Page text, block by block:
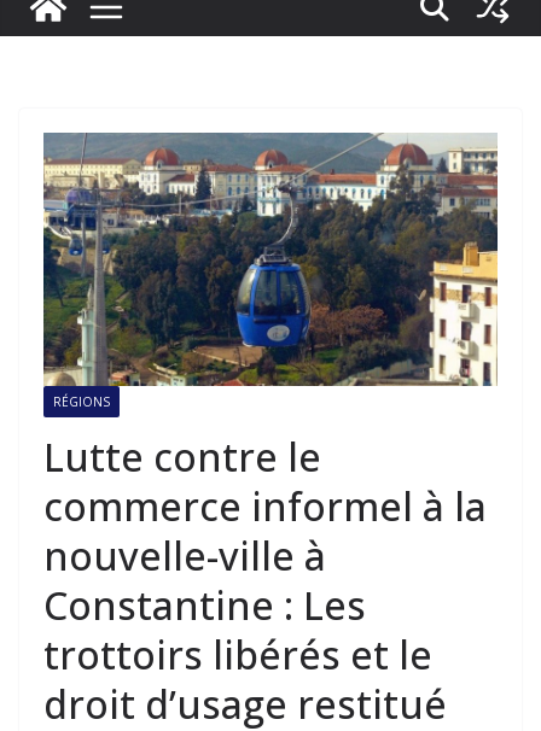
RÉGIONS
Lutte contre le
commerce informel à la
nouvelle-ville à
Constantine : Les
trottoirs libérés et le
droit d’usage restitué